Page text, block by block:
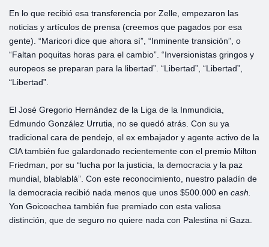
En lo que recibió esa transferencia por Zelle, empezaron las
noticias y artículos de prensa (creemos que pagados por esa
gente). “Maricori dice que ahora sí”, “Inminente transición”, o
“Faltan poquitas horas para el cambio”. “Inversionistas gringos y
europeos se preparan para la libertad”. “Libertad”, “Libertad”,
“Libertad”.
El José Gregorio Hernández de la Liga de la Inmundicia,
Edmundo González Urrutia, no se quedó atrás. Con su ya
tradicional cara de pendejo, el ex embajador y agente activo de la
CIA también fue galardonado recientemente con el premio Milton
Friedman, por su “lucha por la justicia, la democracia y la paz
mundial, blablablá”. Con este reconocimiento, nuestro paladín de
la democracia recibió nada menos que unos $500.000 en cash.
Yon Goicoechea también fue premiado con esta valiosa
distinción, que de seguro no quiere nada con Palestina ni Gaza.